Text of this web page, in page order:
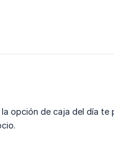
opción de caja del día te